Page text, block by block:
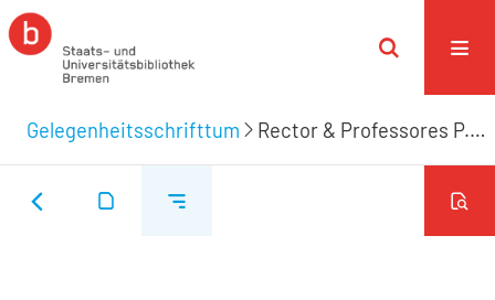
Gelegenheitsschrifttum Rector & Professores P. Illustris Scholæ Bremensis Lectori S.